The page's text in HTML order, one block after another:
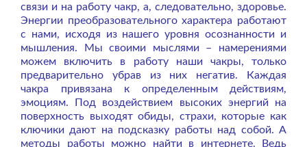
связи и на работу чакр, а, следовательно, здоровье.
Энергии преобразовательного характера работают
с нами, исходя из нашего уровня осознанности и
мышления. Мы своими мыслями – намерениями
можем включить в работу наши чакры, только
предварительно убрав из них негатив. Каждая
чакра привязана к определенным действиям,
эмоциям. Под воздействием высоких энергий на
поверхность выходят обиды, страхи, которые как
ключики дают на подсказку работы над собой. А
методы работы можно найти в интернете. Ведь